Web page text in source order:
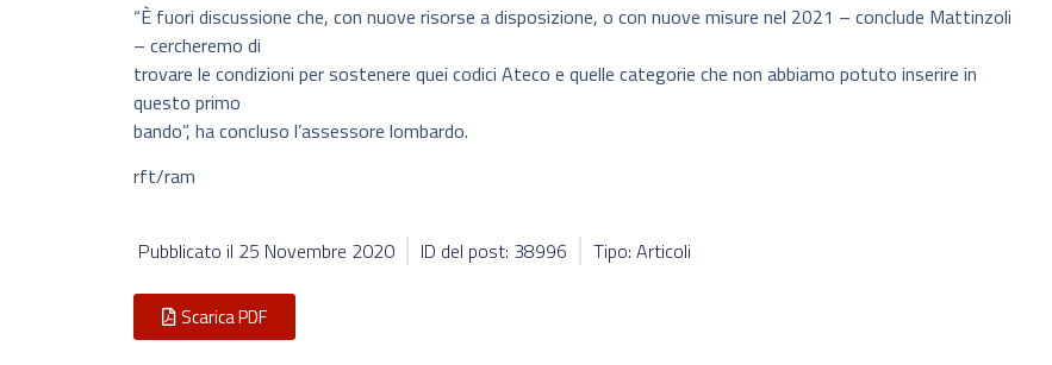
“È fuori discussione che, con nuove risorse a disposizione, o con nuove misure nel 2021 – conclude Mattinzoli
– cercheremo di
trovare le condizioni per sostenere quei codici Ateco e quelle categorie che non abbiamo potuto inserire in
questo primo
bando”, ha concluso l’assessore lombardo.
rft/ram
Pubblicato il 25 Novembre 2020 ID del post: 38996 Tipo: Articoli
Scarica PDF